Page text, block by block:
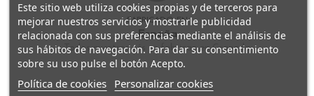
FABRICADO EN
España
Todos nuestros tés se fabrican en Granada
Este sitio web utiliza cookies propias y de terceros para
mejorar nuestros servicios y mostrarle publicidad
relacionada con sus preferencias mediante el análisis de
sus hábitos de navegación. Para dar su consentimiento
sobre su uso pulse el botón Acepto.
Política de cookies Personalizar cookies